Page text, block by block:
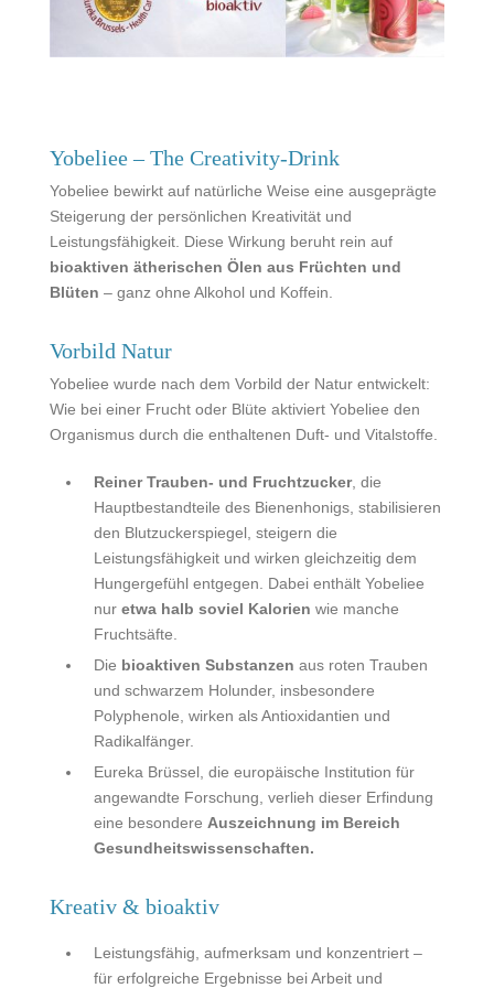
Yobeliee – The Creativity-Drink
Yobeliee bewirkt auf natürliche Weise eine ausgeprägte
Steigerung der persönlichen Kreativität und
Leistungsfähigkeit. Diese Wirkung beruht rein auf
bioaktiven ätherischen Ölen aus Früchten und
Blüten – ganz ohne Alkohol und Koffein.
Vorbild Natur
Yobeliee wurde nach dem Vorbild der Natur entwickelt:
Wie bei einer Frucht oder Blüte aktiviert Yobeliee den
Organismus durch die enthaltenen Duft- und Vitalstoffe.
Reiner Trauben- und Fruchtzucker, die
Hauptbestandteile des Bienenhonigs, stabilisieren
den Blutzuckerspiegel, steigern die
Leistungsfähigkeit und wirken gleichzeitig dem
Hungergefühl entgegen. Dabei enthält Yobeliee
nur etwa halb soviel Kalorien wie manche
Fruchtsäfte.
Die bioaktiven Substanzen aus roten Trauben
und schwarzem Holunder, insbesondere
Polyphenole, wirken als Antioxidantien und
Radikalfänger.
Eureka Brüssel, die europäische Institution für
angewandte Forschung, verlieh dieser Erfindung
eine besondere Auszeichnung im Bereich
Gesundheitswissenschaften.
Kreativ & bioaktiv
Leistungsfähig, aufmerksam und konzentriert –
für erfolgreiche Ergebnisse bei Arbeit und